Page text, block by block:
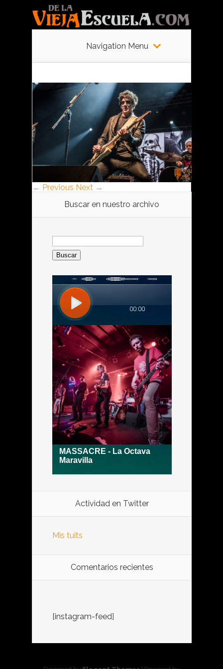
Navigation Menu
← Previous Next →
Buscar en nuestro archivo
Buscar:
Actividad en Twitter
Mis tuits
Comentarios recientes
[instagram-feed]